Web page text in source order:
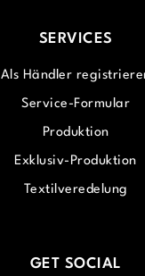
SERVICES
Als Händler
Service-Formular
Produktion
Exklusiv-Produktion
Textilveredelung
GET SOCIAL